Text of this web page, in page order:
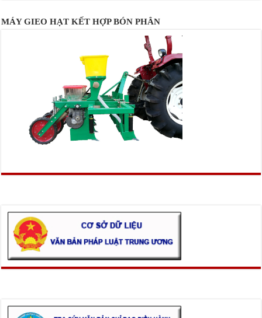
MÁY GIEO HẠT KẾT HỢP BÓN PHÂN